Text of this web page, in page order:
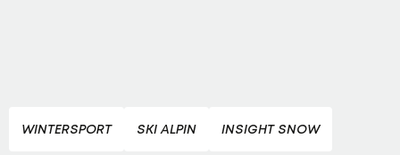
WINTERSPORT SKI ALPIN INSIGHT SNOW